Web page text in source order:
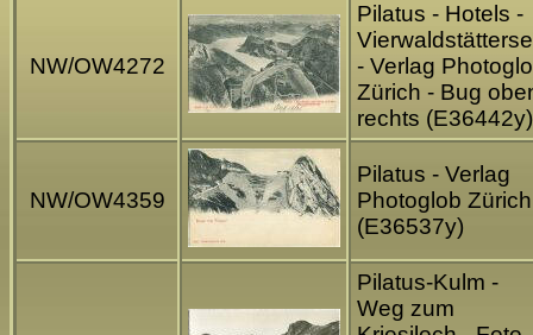
NW/OW4272
Pilatus - Hotels -
- Verlag
Zürich - Bug
rechts (E36442y)
NW/OW4359
Pilatus - Verlag
Photoglob Zürich
(E36537y)
Pilatus-Kulm -
Weg zum